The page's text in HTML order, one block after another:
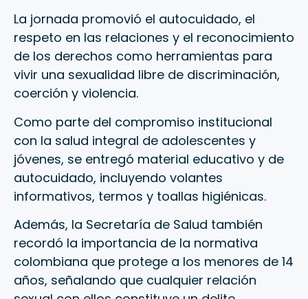
La jornada promovió el autocuidado, el
respeto en las relaciones y el reconocimiento
de los derechos como herramientas para
vivir una sexualidad libre de discriminación,
coerción y violencia.
Como parte del compromiso institucional
con la salud integral de adolescentes y
jóvenes, se entregó material educativo y de
autocuidado, incluyendo volantes
informativos, termos y toallas higiénicas.
Además, la Secretaría de Salud también
recordó la importancia de la normativa
colombiana que protege a los menores de 14
años, señalando que cualquier relación